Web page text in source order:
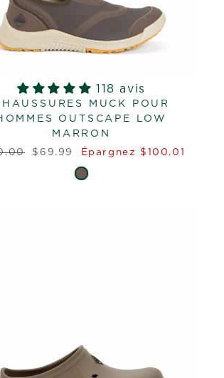
118 avis
MUCK POUR
OUTSCAPE LOW
MARRON
Prix
$69.99 Épargnez $100.01